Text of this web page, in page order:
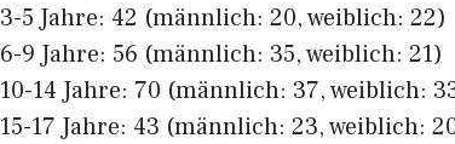
3-5 Jahre: 42 (männlich: 20, weiblich: 22)
6-9 Jahre: 56 (männlich: 35, weiblich: 21)
10-14 Jahre: 70 (männlich: 37, weiblich:
15-17 Jahre: 43 (männlich: 23, weiblich: